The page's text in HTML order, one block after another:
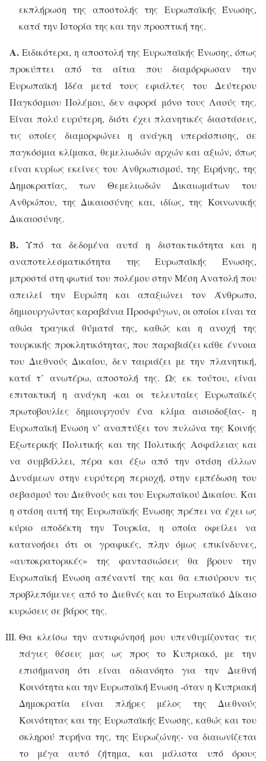
εκπλήρωση της αποστολής της Ευρωπαϊκής Ένωσης,
κατά την Ιστορία της και την προοπτική της.
Α. Ειδικότερα, η αποστολή της Ευρωπαϊκής Ένωσης, όπως
προκύπτει από τα αίτια που διαμόρφωσαν την
Ευρωπαϊκή Ιδέα μετά τους εφιάλτες του Δεύτερου
Παγκόσμιου Πολέμου, δεν αφορά μόνο τους Λαούς της.
Είναι πολύ ευρύτερη, διότι έχει πλανητικές διαστάσεις,
τις οποίες διαμορφώνει η ανάγκη υπεράσπισης, σε
παγκόσμια κλίμακα, θεμελιωδών αρχών και αξιών, όπως
είναι κυρίως εκείνες του Ανθρωπισμού, της Ειρήνης, της
Δημοκρατίας, των Θεμελιωδών Δικαιωμάτων του
Ανθρώπου, της Δικαιοσύνης και, ιδίως, της Κοινωνικής
Δικαιοσύνης.
Β.Υπό τα δεδομένα αυτά η διστακτικότητα και η
αναποτελεσματικότητα της Ευρωπαϊκής Ένωσης,
μπροστά στη φωτιά του πολέμου στην Μέση Ανατολή που
απειλεί την Ευρώπη και απαξιώνει τον Άνθρωπο,
δημιουργώντας καραβάνια Προσφύγων, οι οποίοι είναι τα
αθώα τραγικά θύματά της, καθώς και η ανοχή της
τουρκικής προκλητικότητας, που παραβιάζει κάθε έννοια
του Διεθνούς Δικαίου, δεν ταιριάζει με την πλανητική,
κατά τ’ ανωτέρω, αποστολή της. Ως εκ τούτου, είναι
επιτακτική η ανάγκη -και οι τελευταίες Ευρωπαϊκές
πρωτοβουλίες δημιουργούν ένα κλίμα αισιοδοξίας- η
Ευρωπαϊκή Ένωση ν’ αναπτύξει τον πυλώνα της Κοινής
Εξωτερικής Πολιτικής και της Πολιτικής Ασφάλειας και
να συμβάλλει, πέρα και έξω από την στάση άλλων
Δυνάμεων στην ευρύτερη περιοχή, στην εμπέδωση του
σεβασμού του Διεθνούς και του Ευρωπαϊκού Δικαίου. Και
η στάση αυτή της Ευρωπαϊκής Ένωσης πρέπει να έχει ως
κύριο αποδέκτη την Τουρκία, η οποία οφείλει να
κατανοήσει ότι οι γραφικές, πλην όμως επικίνδυνες,
«αυτοκρατορικές» της φαντασιώσεις θα βρουν την
Ευρωπαϊκή Ένωση απέναντί της και θα επισύρουν τις
προβλεπόμενες από το Διεθνές και το Ευρωπαϊκό Δίκαιο
κυρώσεις σε βάρος της.
Θα κλείσω την αντιφώνησή μου υπενθυμίζοντας τις
πάγιες θέσεις μας ως προς το Κυπριακό, με την
επισήμανση ότι είναι αδιανόητο για την Διεθνή
Κοινότητα και την Ευρωπαϊκή Ένωση -όταν η Κυπριακή
Δημοκρατία είναι πλήρες μέλος της Διεθνούς
Κοινότητας και της Ευρωπαϊκής Ένωσης, καθώς και του
σκληρού πυρήνα της, της Ευρωζώνης- να διαιωνίζεται
το μέγα αυτό ζήτημα, και μάλιστα υπό όρους